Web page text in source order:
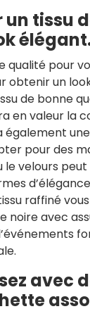
un tissu
qualité pour
obtenir un
de bonne
en valeur la
également
pour des
le velours
raffiné
noire avec
avec